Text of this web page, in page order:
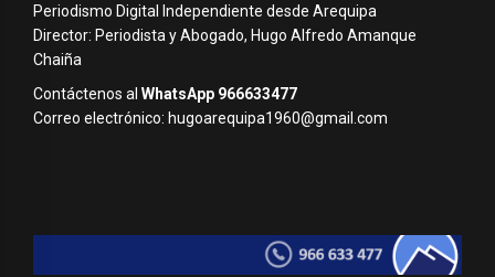
Periodismo Digital Independiente desde Arequipa
Director: Periodista y Abogado, Hugo Alfredo Amanque
Chaiña
Contáctenos al WhatsApp 966633477
Correo electrónico: hugoarequipa1960@gmail.com